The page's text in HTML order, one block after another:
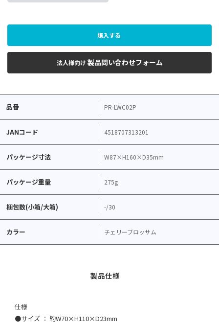
購入する
法人様向け 製品問い合わせフォーム
品番 PR-LWC02P
JANコード 4518707313201
パッケージ寸法 W87×H160×D35mm
パッケージ重量 275g
梱包数(小箱/大箱) -/30
カラー チェリーブロッサム
仕様
●サイズ ： 約W70×H110×D23mm